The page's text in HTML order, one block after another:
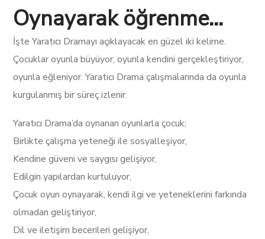
Oynayarak öğrenme…
İşte Yaratıcı Dramayı açıklayacak en güzel iki kelime.
Çocuklar oyunla büyüyor, oyunla kendini gerçekleştiriyor,
oyunla eğleniyor. Yaratıcı Drama çalışmalarında da oyunla
kurgulanmış bir süreç izlenir.
Yaratıcı Drama’da oynanan oyunlarla çocuk;
Birlikte çalışma yeteneği ile sosyalleşiyor,
Kendine güveni ve saygısı gelişiyor,
Edilgin yapılardan kurtuluyor,
Çocuk oyun oynayarak, kendi ilgi ve yeteneklerini farkında
olmadan geliştiriyor,
Dil ve iletişim becerileri gelişiyor,